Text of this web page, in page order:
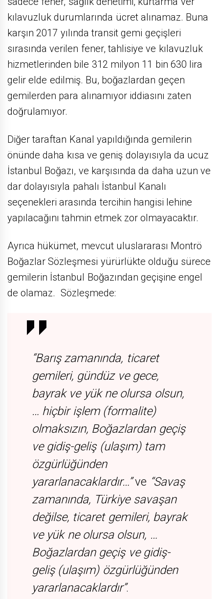
kılavuzluk durumlarında ücret alınamaz. Buna
karşın 2017 yılında transit gemi geçişleri
sırasında verilen fener, tahlisiye ve kılavuzluk
hizmetlerinden bile 312 milyon 11 bin 630 lira
gelir elde edilmiş. Bu, boğazlardan geçen
gemilerden para alınamıyor iddiasını zaten
doğrulamıyor.
Diğer taraftan Kanal yapıldığında gemilerin
önünde daha kısa ve geniş dolayısıyla da ucuz
İstanbul Boğazı, ve karşısında da daha uzun ve
dar dolayısıyla pahalı İstanbul Kanalı
seçenekleri arasında tercihin hangisi lehine
yapılacağını tahmin etmek zor olmayacaktır.
Ayrıca hükümet, mevcut uluslararası Montrö
Boğazlar Sözleşmesi yürürlükte olduğu sürece
gemilerin İstanbul Boğazından geçişine engel
de olamaz. Sözleşmede:
“Barış zamanında, ticaret
gemileri, gündüz ve gece,
bayrak ve yük ne olursa olsun,
… hiçbir işlem (formalite)
olmaksızın, Boğazlardan geçiş
ve gidiş-geliş (ulaşım) tam
özgürlüğünden
yararlanacaklardır…”ve “Savaş
zamanında, Türkiye savaşan
değilse, ticaret gemileri, bayrak
ve yük ne olursa olsun, …
Boğazlardan geçiş ve gidiş-
geliş (ulaşım) özgürlüğünden
yararlanacaklardır”.